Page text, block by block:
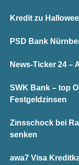
Kredit zu
PSD Bank
News-Ticker 24 –
SWK Bank – top
Festgeldzinsen
Zinsschock bei
senken
awa7 Visa